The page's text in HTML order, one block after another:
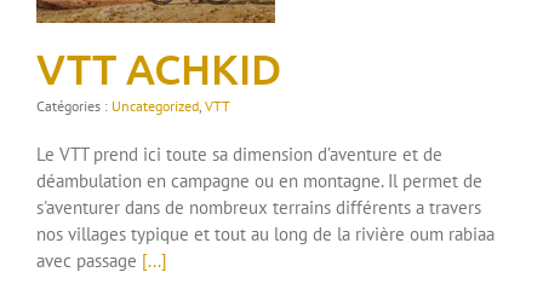
VTT ACHKID
Catégories : Uncategorized VTT
Le VTT prend ici toute sa dimension d’aventure et de
déambulation en campagne ou en montagne. Il permet de
s'aventurer dans de nombreux terrains différents a travers
nos villages typique et tout au long de la rivière oum rabiaa
avec passage [...]